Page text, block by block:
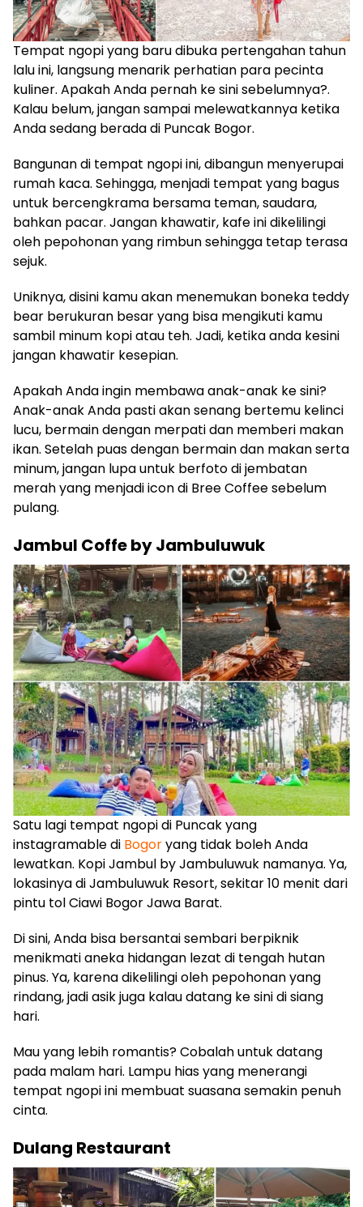
Tempat ngopi yang baru dibuka pertengahan tahun
lalu ini, langsung menarik perhatian para pecinta
kuliner. Apakah Anda pernah ke sini sebelumnya?.
Kalau belum, jangan sampai melewatkannya ketika
Anda sedang berada di Puncak Bogor.
Bangunan di tempat ngopi ini, dibangun menyerupai
rumah kaca. Sehingga, menjadi tempat yang bagus
untuk bercengkrama bersama teman, saudara,
bahkan pacar. Jangan khawatir, kafe ini dikelilingi
oleh pepohonan yang rimbun sehingga tetap terasa
sejuk.
Uniknya, disini kamu akan menemukan boneka teddy
bear berukuran besar yang bisa mengikuti kamu
sambil minum kopi atau teh. Jadi, ketika anda kesini
jangan khawatir kesepian.
Apakah Anda ingin membawa anak-anak ke sini?
Anak-anak Anda pasti akan senang bertemu kelinci
lucu, bermain dengan merpati dan memberi makan
ikan. Setelah puas dengan bermain dan makan serta
minum, jangan lupa untuk berfoto di jembatan
merah yang menjadi icon di Bree Coffee sebelum
pulang.
Jambul Coffe by Jambuluwuk
Satu lagi tempat ngopi di Puncak yang
instagramable di Bogoryang tidak boleh Anda
lewatkan. Kopi Jambul by Jambuluwuk namanya. Ya,
lokasinya di Jambuluwuk Resort, sekitar 10 menit dari
pintu tol Ciawi Bogor Jawa Barat.
Di sini, Anda bisa bersantai sembari berpiknik
menikmati aneka hidangan lezat di tengah hutan
pinus. Ya, karena dikelilingi oleh pepohonan yang
rindang, jadi asik juga kalau datang ke sini di siang
hari.
Mau yang lebih romantis? Cobalah untuk datang
pada malam hari. Lampu hias yang menerangi
tempat ngopi ini membuat suasana semakin penuh
cinta.
Dulang Restaurant